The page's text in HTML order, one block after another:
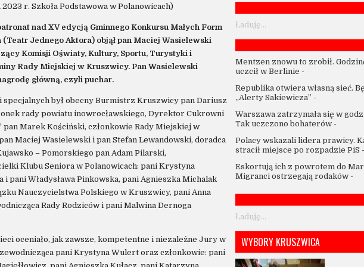
r. Szkoła Podstawowa w Polanowicach)
nad XV edycją Gminnego Konkursu Małych Form
Jednego Aktora) objął pan Maciej Wasielewski
Komisji Oświaty, Kultury, Sportu, Turystyki i
Rady Miejskiej w Kruszwicy. Pan Wasielewski
główną, czyli puchar.
specjalnych był obecny Burmistrz Kruszwicy pan Dariusz
rady powiatu inowrocławskiego, Dyrektor Cukrowni
pan Marek Kościński, członkowie Rady Miejskiej w
Maciej Wasielewski i pan Stefan Lewandowski, doradca
– Pomorskiego pan Adam Pilarski,
Klubu Seniora w Polanowicach: pani Krystyna
i pani Władysława Pinkowska, pani Agnieszka Michalak
Nauczycielstwa Polskiego w Kruszwicy, pani Anna
Rady Rodziców i pani Malwina Dernoga
oceniało, jak zawsze, kompetentne i niezależne Jury w
pani Krystyna Wulert oraz członkowie: pani
pani Agnieszka Kułacz, pani Katarzyna
Ładuję...
Mentzen znowu to zrobił.
uczcił w Berlinie -
Republika otwiera własną sieć.
„Alerty Sakiewicza” -
Warszawa zatrzymała się w
Tak uczczono bohaterów -
Polacy wskazali lidera prawicy.
stracił miejsce po rozpadzie PiS
Eskortują ich z powrotem do
Migranci ostrzegają rodaków -
Ładuję...
WYBORY KRUSZWICA